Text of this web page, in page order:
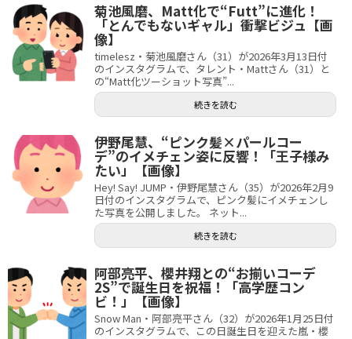
菊池風磨、Matt化で“Futt”に進化！
「とんでもないギャル」衝撃ビジュ【画
像】
timelesz・菊池風磨さん（31）が2026年3月13日付
のインスタグラムで、タレント・Mattさん（31）と
の“Matt化ツーショット写真”...
続きを読む
伊野尾慧、“ピンク髪×パールコー
デ”のイメチェン姿に反響！「王子様み
たい」【画像】
Hey! Say! JUMP・伊野尾慧さん（35）が2026年2月9
日付のインスタグラムで、ピンク髪にイメチェンし
た写真を公開しました。 ネット...
続きを読む
阿部亮平、櫻井翔との“お揃いコーデ
2S”で誕生日を祝福！「高学歴コン
ビ！」【画像】
Snow Man・阿部亮平さん（32）が2026年1月25日付
のインスタグラムで、この日誕生日を迎えた嵐・櫻